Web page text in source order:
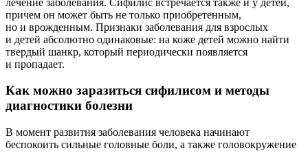
причем он может быть не только приобретенным,
но и врожденным. Признаки заболевания для взрослых
и детей абсолютно одинаковые: на коже детей можно найти
твердый шанкр, который периодически появляется
и пропадает.
Как можно заразиться сифилисом и методы
диагностики болезни
В момент развития заболевания человека начинают
беспокоить сильные головные боли, а также головокружение